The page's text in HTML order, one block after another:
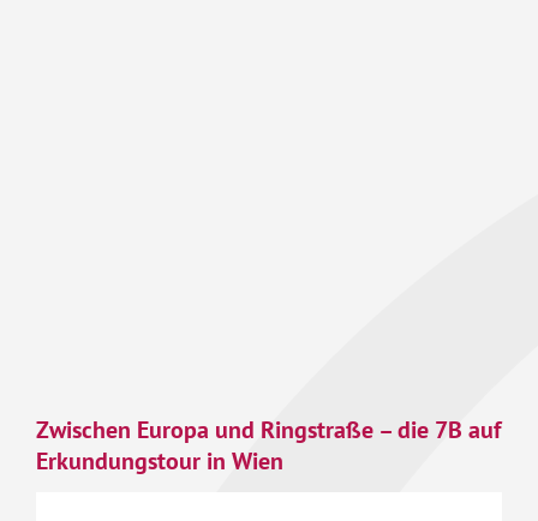
Zwischen Europa und Ringstraße – die 7B auf
Erkundungstour in Wien